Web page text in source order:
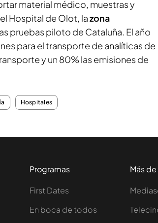
material médico, muestras y
Hospital de Olot, lazona
pruebas piloto de Cataluña. El año
para el transporte de analíticas de
y un 80% las emisiones de
Hospitales
Programas
First Dates
En boca de todos
Más